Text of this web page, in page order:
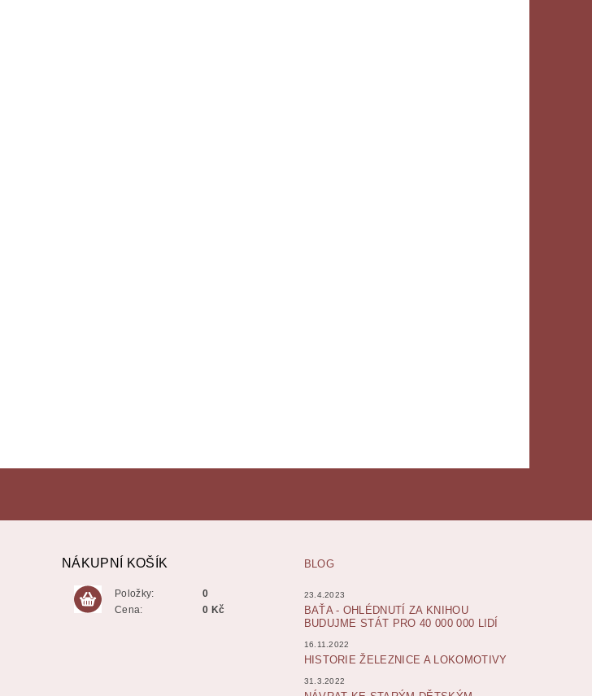
NÁKUPNÍ KOŠÍK
Položky:
Cena:
0
0 Kč
BLOG
23.4.2023
BAŤA - OHLÉDNUTÍ ZA KNIHOU
BUDUJME STÁT PRO 40 000 000 LIDÍ
16.11.2022
HISTORIE ŽELEZNICE A LOKOMOTIVY
31.3.2022